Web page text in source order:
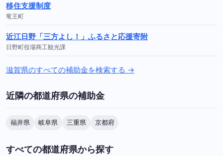
移住支援制度
竜王町
近江日野「三方よし！」ふるさと応援寄附
日野町役場商工観光課
滋賀県のすべての補助金を検索する →
近隣の都道府県の補助金
福井県 岐阜県 三重県 京都府
すべての都道府県から探す